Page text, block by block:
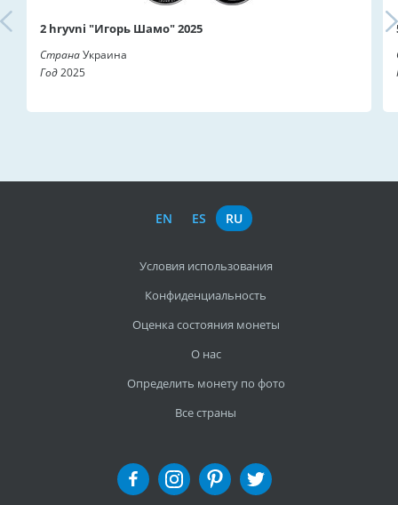
2 hryvni "Игорь Шамо" 2025
СтранаУкраина
Год2025
EN ES RU
Условия использования
Конфиденциальность
Оценка состояния монеты
О нас
Определить монету по фото
Все страны